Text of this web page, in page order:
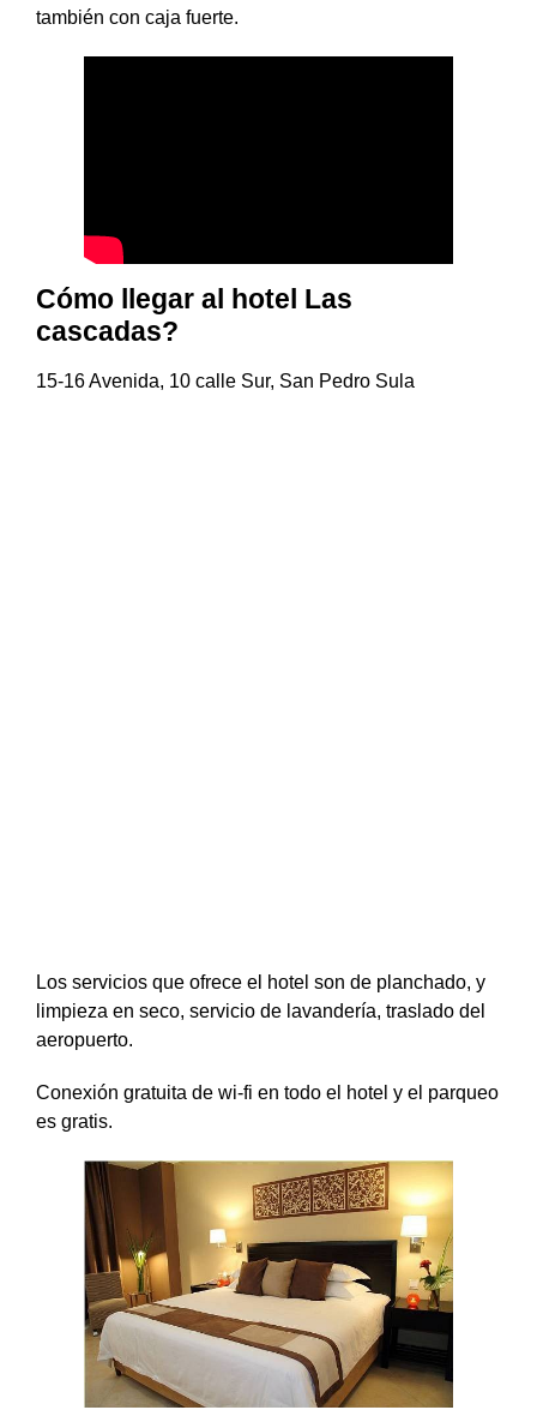
también con caja fuerte.
Cómo llegar al hotel Las
cascadas?
15-16 Avenida, 10 calle Sur, San Pedro Sula
Los servicios que ofrece el hotel son de planchado, y
limpieza en seco, servicio de lavandería, traslado del
aeropuerto.
Conexión gratuita de wi-fi en todo el hotel y el parqueo
es gratis.